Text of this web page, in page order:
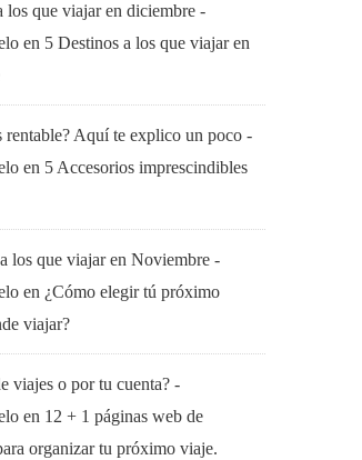
los que viajar en diciembre -
en 5 Destinos a los que viajar en
rentable? Aquí te explico un poco -
en 5 Accesorios imprescindibles
los que viajar en Noviembre -
en ¿Cómo elegir tú próximo
viajar?
viajes o por tu cuenta? -
en 12 + 1 páginas web de
organizar tu próximo viaje.